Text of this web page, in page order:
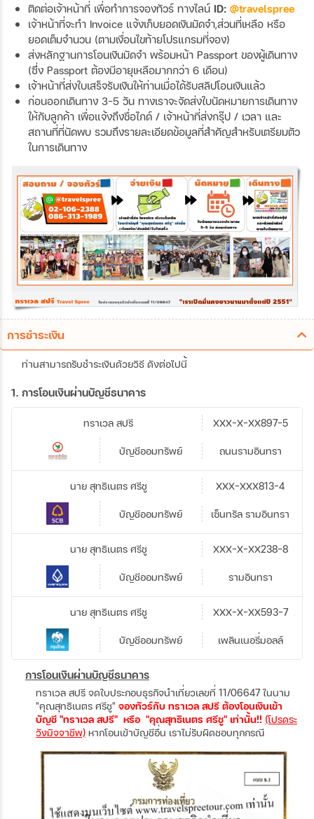
ติดต่อเจ้าหน้าที่ เพื่อทำการจองทัวร์ ทางไลน์ ID: @travelspree
เจ้าหน้าที่จะทำ Invoice แจ้งเก็บยอดเงินมัดจำ,ส่วนที่เหลือ หรือ
ยอดเต็มจำนวน (ตามเงื่อนไขท้ายโปรแกรมที่จอง)
ส่งหลักฐานการโอนเงินมัดจำ พร้อมหน้า Passport ของผู้เดินทาง
(ซึ่ง Passport ต้องมีอายุเหลือมากกว่า 6 เดือน)
เจ้าหน้าที่ส่งใบเสร็จรับเงินให้ท่านเมื่อได้รับสลิปโอนเงินแล้ว
ก่อนออกเดินทาง 3-5 วัน ทางเราจะจัดส่งใบนัดหมายการเดินทาง
ให้กับลูกค้า เพื่อแจ้งถึงชื่อไกด์ / เจ้าหน้าที่ส่งกรุ๊ป / เวลา และ
สถานที่ที่นัดพบ รวมถึงรายละเอียดข้อมูลที่สำคัญสำหรับเตรียมตัว
ในการเดินทาง
การชำระเงิน
ท่านสามารถรับชำระเงินด้วยวิธี ดังต่อไปนี้
1. การโอนเงินผ่านบัญชีธนาคาร
บัญชีออมทรัพย์
ทราเวล สปรี
ถนนรามอินทรา
XXX-X-XX897-5
บัญชีออมทรัพย์
นาย สุทธิเนตร ศรีชู
เซ็นทรัล รามอินทรา
XXX-XXX813-4
บัญชีออมทรัพย์
นาย สุทธิเนตร ศรีชู
รามอินทรา
XXX-X-XX238-8
บัญชีออมทรัพย์
นาย สุทธิเนตร ศรีชู
เพลินเนอรี่มอลล์
XXX-X-XX593-7
การโอนเงินผ่านบัญชีธนาคาร
ทราเวล สปรี จดใบประกอบธุรกิจนำเที่ยวเลขที่ 11/06647 ในนาม
"คุณสุทธิเนตร ศรีชู" จองทัวร์กับ ทราเวล สปรี ต้องโอนเงินเข้า
บัญชี "ทราเวล สปรี" หรือ "คุณสุทธิเนตร ศรีชู" เท่านั้น!! (โปรดระ
วังมิจจาชีพ) หากโอนเข้าบัญชีอื่น เราไม่รับผิดชอบทุกกรณี